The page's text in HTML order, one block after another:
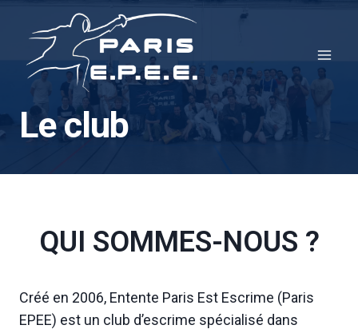
contenu
Le club
QUI SOMMES-NOUS ?
Créé en 2006, Entente Paris Est Escrime (Paris
EPEE) est un club d’escrime spécialisé dans